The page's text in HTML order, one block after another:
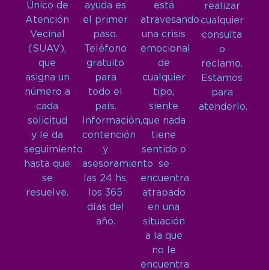
Único de
Atención
Vecinal
(SUAV),
que
asigna un
número a
cada
solicitud
y le da
seguimiento
hasta que
se
resuelve.
ayuda es
el primer
paso.
Teléfono
gratuito
para
todo el
país.
Información,
contención
y
asesoramiento
las 24 hs,
los 365
días del
año.
está
atravesando
una crisis
emocional
de
cualquier
tipo,
siente
que nada
tiene
sentido o
se
encuentra
atrapado
en una
situación
a la que
no le
encuentra
realizar
cualquier
consulta
o
reclamo.
Estamos
para
atenderlo.